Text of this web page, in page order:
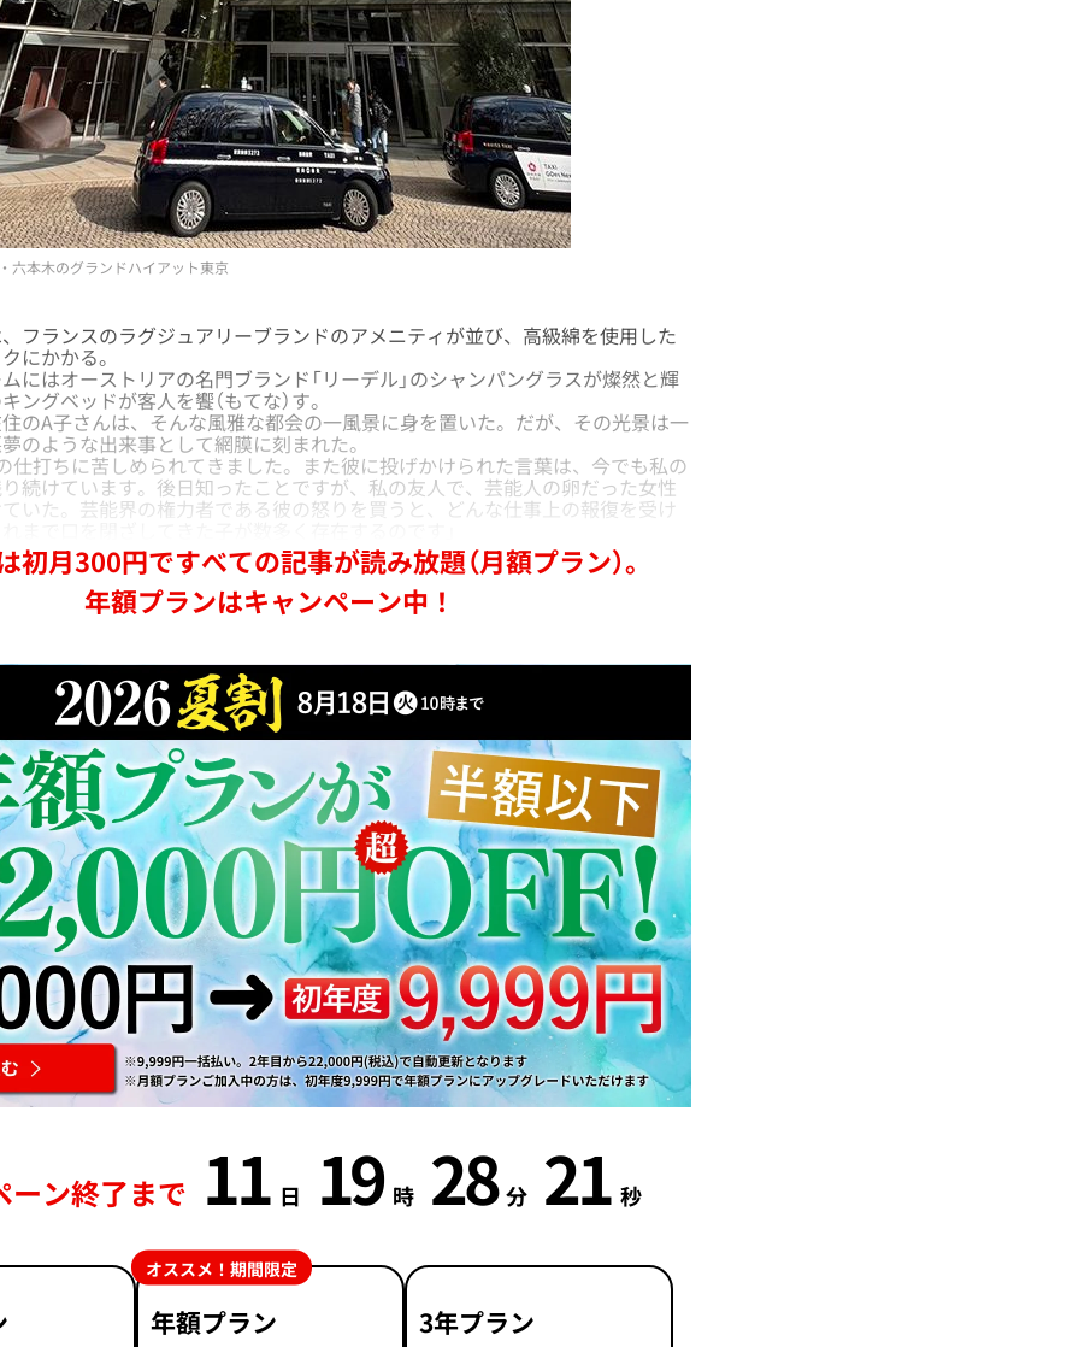
六本木のグランドハイアット東京
ランスのラグジュアリーブランドのアメニティが並び、高級綿を使用した
にかかる。
はオーストリアの名門ブランド「リーデル」のシャンパングラスが燦然と輝
ングベッドが客人を饗（もてな）す。
A子さんは、そんな風雅な都会の一風景に身を置いた。だが、その光景は一
のような出来事として網膜に刻まれた。
仕打ちに苦しめられてきました。また彼に投げかけられた言葉は、今でも私の
続けています。後日知ったことですが、私の友人で、芸能人の卵だった女性
いた。芸能界の権力者である彼の怒りを買うと、どんな仕事上の報復を受け
初月300円ですべての記事が読み放題（月額プラン）。
年額プランはキャンペーン中！
ーン終了まで 11 日 19 時 28 分 20 秒
年額プラン
オススメ！期間限定
3年プラン